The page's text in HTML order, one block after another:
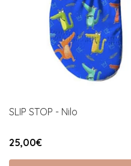
SLIP STOP - Nilo
25,00€